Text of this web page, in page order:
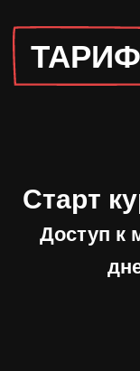
ТАРИФЫ
Старт
Доступ к